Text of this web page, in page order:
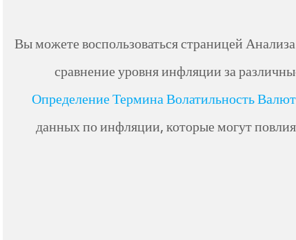
Вы можете воспользоваться страницей
сравнение уровня инфляции за
Определение Термина Волатильность
данных по инфляции, которые могут